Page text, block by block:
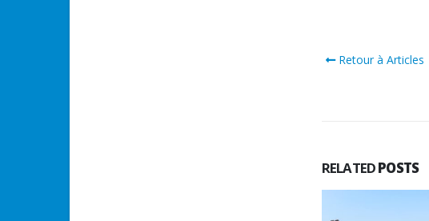
Retour à Articles
RELATEDPOSTS